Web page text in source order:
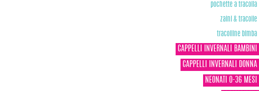
pochette a tracolla
zaini & tracolle
tracolline bimba
CAPPELLI INVERNALI BAMBINI
CAPPELLI INVERNALI DONNA
NEONATI 0-36 MESI